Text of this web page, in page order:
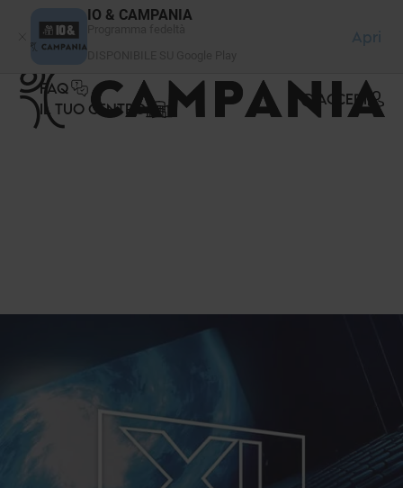
IO & CAMPANIA
Apri
FAQ
IL TUO CENTRO
ACCEDI
Pannello di gestione dei cookies